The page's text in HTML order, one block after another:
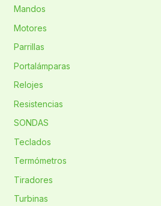
Mandos
Motores
Parrillas
Portalámparas
Relojes
Resistencias
SONDAS
Teclados
Termómetros
Tiradores
Turbinas